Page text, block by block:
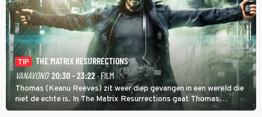
TIP
THE MATRIX RESURRECTIONS
VANAVOND 20:30 - 23:22· FILM
Thomas (Keanu Reeves) zit weer diep gevangen in een wereld die
niet de echte is. In The Matrix Resurrections gaat Thomas
proberen uit deze schijnwereld te ontsnappen.